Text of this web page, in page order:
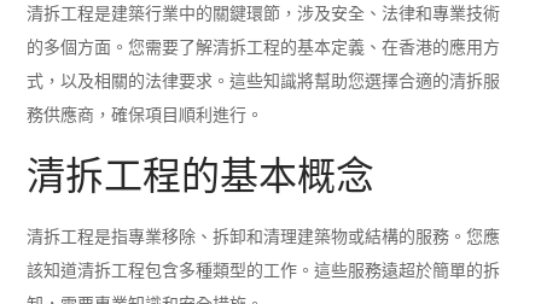
清拆工程是建築行業中的關鍵環節，涉及安全、法律和專業技術
的多個方面。您需要了解清拆工程的基本定義、在香港的應用方
式，以及相關的法律要求。這些知識將幫助您選擇合適的清拆服
務供應商，確保項目順利進行。
清拆工程的基本概念
清拆工程是指專業移除、拆卸和清理建築物或結構的服務。您應
該知道清拆工程包含多種類型的工作。這些服務遠超於簡單的拆